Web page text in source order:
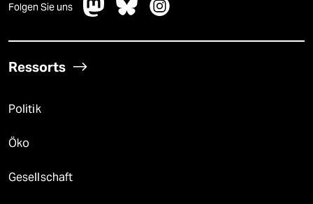
Folgen Sie uns
Ressorts
Politik
Öko
Gesellschaft